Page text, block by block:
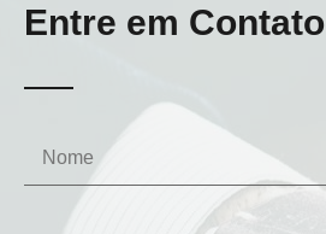
Entre em Contato